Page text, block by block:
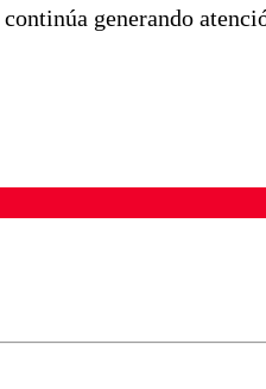
continúa generando